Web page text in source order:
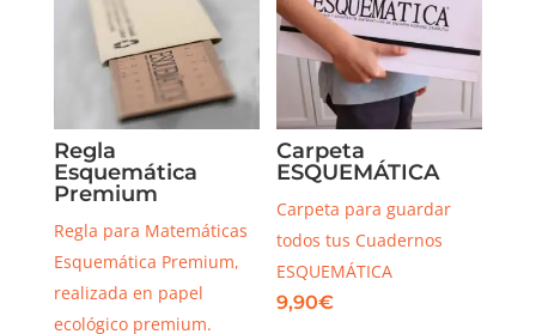
Regla
Esquemática
Premium
Regla para Matemáticas
Esquemática Premium,
realizada en papel
ecológico premium.
Carpeta
ESQUEMÁTICA
Carpeta para guardar
todos tus Cuadernos
ESQUEMÁTICA
9,90€